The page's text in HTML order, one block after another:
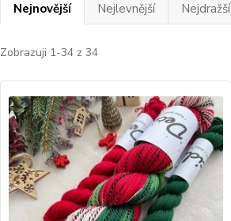
Nejnovější Nejlevnější Nejdražší
Zobrazuji 1-34 z 34